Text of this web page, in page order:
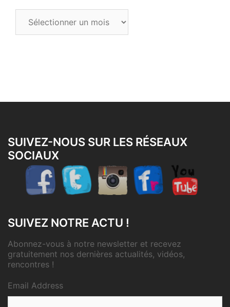
SUIVEZ-NOUS SUR LES RÉSEAUX
SOCIAUX
SUIVEZ NOTRE ACTU !
Abonnez-vous à notre newsletter et recevez
gratuitement nos dernières actualités, vidéos,
rencontres !
Email Address